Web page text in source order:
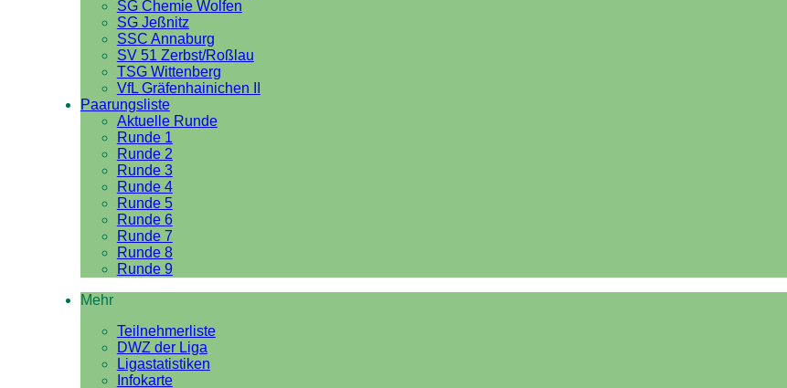
SG Chemie Wolfen
SG Jeßnitz
SSC Annaburg
SV 51 Zerbst/Roßlau
TSG Wittenberg
VfL Gräfenhainichen II
Paarungsliste
Aktuelle Runde
Runde 1
Runde 2
Runde 3
Runde 4
Runde 5
Runde 6
Runde 7
Runde 8
Runde 9
Mehr
Teilnehmerliste
DWZ der Liga
Ligastatistiken
Infokarte